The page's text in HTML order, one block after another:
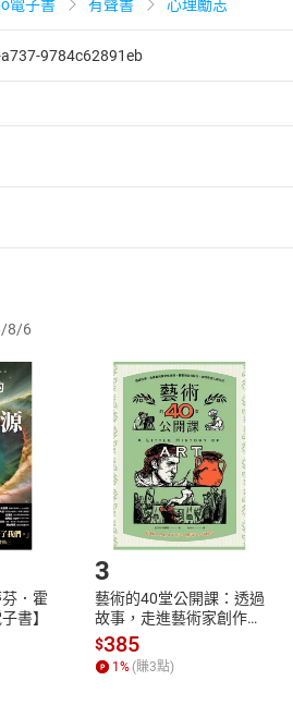
電子書 有聲書 心理勵志
9784c62891eb
暨通訊交易解除權合理例外情事適用
本店鋪所銷售之商品為電子書，
。
請登入樂天市場，並於「我的訂單
核通過後將為您辦理退款事宜。
取消/退貨，恕無法以單支商品取
車
cart
登入帳號
Login
Step2.登入
8/6
．霍
書】
3
藝術的40堂公開課：透過
故事，走進藝術家創作現
場，看藝術如何誕生、如
何形塑人類生活【電子
書】
$385
1% (賺3點)